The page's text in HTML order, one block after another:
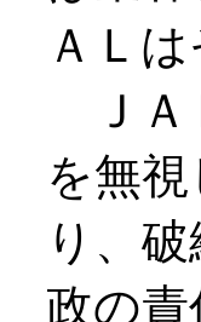
ＡＬ
ＪＡ
を無
り、
政の